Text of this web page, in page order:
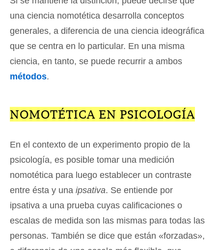
una ciencia nomotética desarrolla conceptos
generales, a diferencia de una ciencia ideográfica
que se centra en lo particular. En una misma
ciencia, en tanto, se puede recurrir a ambos
métodos.
NOMOTÉTICA EN PSICOLOGÍA
En el contexto de un experimento propio de la
psicología, es posible tomar una medición
nomotética para luego establecer un contraste
entre ésta y una ipsativa. Se entiende por
ipsativa a una prueba cuyas calificaciones o
escalas de medida son las mismas para todas las
personas. También se dice que están «forzadas»,